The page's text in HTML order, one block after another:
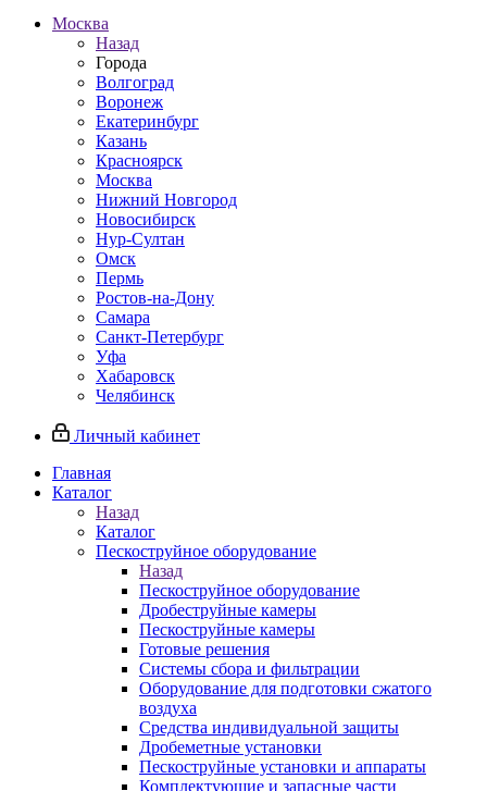
Москва
Назад
Города
Волгоград
Воронеж
Екатеринбург
Казань
Красноярск
Москва
Нижний Новгород
Новосибирск
Нур-Султан
Омск
Пермь
Ростов-на-Дону
Самара
Санкт-Петербург
Уфа
Хабаровск
Челябинск
Личный кабинет
Главная
Каталог
Назад
Каталог
Пескоструйное оборудование
Назад
Пескоструйное оборудование
Дробеструйные камеры
Пескоструйные камеры
Готовые решения
Системы сбора и фильтрации
Оборудование для подготовки сжатого
воздуха
Средства индивидуальной защиты
Дробеметные установки
Пескоструйные установки и аппараты
Комплектующие и запасные части